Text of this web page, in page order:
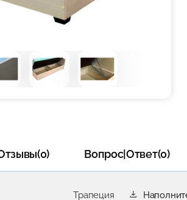
Вопрос|Ответ(0)
Трапеция